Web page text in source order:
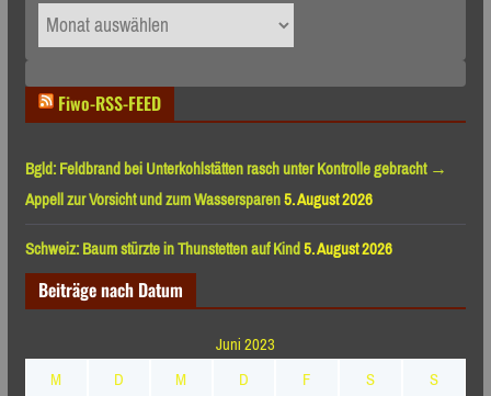
Archiv
nach
Fiwo-RSS-FEED
Bgld: Feldbrand bei Unterkohlstätten rasch unter Kontrolle gebracht →
Appell zur Vorsicht und zum Wassersparen5. August 2026
Schweiz: Baum stürzte in Thunstetten auf Kind5. August 2026
Beiträge nach Datum
Juni 2023
M
D M D F S
S